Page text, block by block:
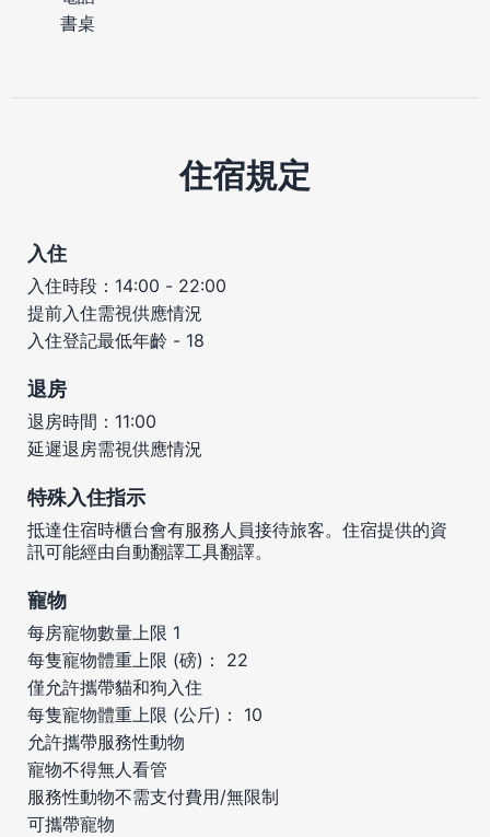
書桌
住宿規定
入住
入住時段：14:00 - 22:00
提前入住需視供應情況
入住登記最低年齡 - 18
退房
退房時間：11:00
延遲退房需視供應情況
特殊入住指示
抵達住宿時櫃台會有服務人員接待旅客。住宿提供的資
訊可能經由自動翻譯工具翻譯。
寵物
每房寵物數量上限 1
每隻寵物體重上限 (磅)： 22
僅允許攜帶貓和狗入住
每隻寵物體重上限 (公斤)： 10
允許攜帶服務性動物
寵物不得無人看管
服務性動物不需支付費用/無限制
可攜帶寵物